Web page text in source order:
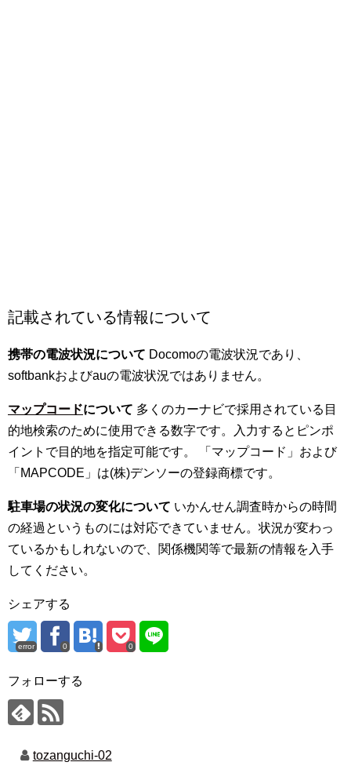
記載されている情報について
携帯の電波状況について Docomoの電波状況であり、
softbankおよびauの電波状況ではありません。
マップコードについて 多くのカーナビで採用されている目
的地検索のために使用できる数字です。入力するとピンポ
イントで目的地を指定可能です。 「マップコード」および
「MAPCODE」は(株)デンソーの登録商標です。
駐車場の状況の変化について いかんせん調査時からの時間
の経過というものには対応できていません。状況が変わっ
ているかもしれないので、関係機関等で最新の情報を入手
してください。
シェアする
error 0 0
フォローする
tozanguchi-02